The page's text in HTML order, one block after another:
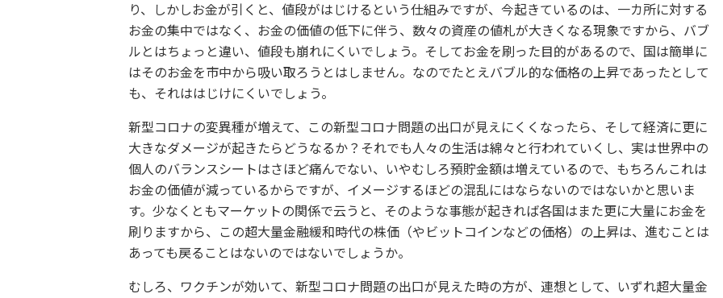
り、しかしお金が引くと、値段がはじけるという仕組みですが、今起きているのは、一カ所に対する
お金の集中ではなく、お金の価値の低下に伴う、数々の資産の値札が大きくなる現象ですから、バブ
ルとはちょっと違い、値段も崩れにくいでしょう。そしてお金を刷った目的があるので、国は簡単に
はそのお金を市中から吸い取ろうとはしません。なのでたとえバブル的な価格の上昇であったとして
も、それははじけにくいでしょう。
新型コロナの変異種が増えて、この新型コロナ問題の出口が見えにくくなったら、そして経済に更に
大きなダメージが起きたらどうなるか？それでも人々の生活は綿々と行われていくし、実は世界中の
個人のバランスシートはさほど痛んでない、いやむしろ預貯金額は増えているので、もちろんこれは
お金の価値が減っているからですが、イメージするほどの混乱にはならないのではないかと思いま
す。少なくともマーケットの関係で云うと、そのような事態が起きれば各国はまた更に大量にお金を
刷りますから、この超大量金融緩和時代の株価（やビットコインなどの価格）の上昇は、進むことは
あっても戻ることはないのではないでしょうか。
むしろ、ワクチンが効いて、新型コロナ問題の出口が見えた時の方が、連想として、いずれ超大量金